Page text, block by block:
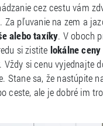
cez cestu vám
. Za pľuvanie na zem a
alebo taxíky. V oboch
si zistite lokálne
si cenu vyjednajte
sa, že nastúpite
ceste, ale je dobré im